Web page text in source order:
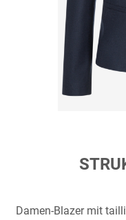
springen
Damen-Blazer mit